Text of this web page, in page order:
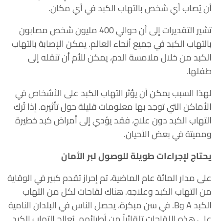
أن يُصاب أي شخص بالتهاب الكبد في أي مكان.
تشير التقديرات إلى أن حوالي 400 مليون شخص مصابون
بالتهاب الكبد في جميع أنحاء العالم. يمكن الإصابة بالتهاب
الكبد من خلال ملامسة الدم، يمكن للأم أن تنقله إلى
طفلها.
لهذا السبب يمكن أن يؤثر التهاب الكبد على الأشخاص في
الأماكن التي توجد بها معلومات قليلة حول تأثيره. إذا تُرك
التهاب الكبد دون علاج، فقد يؤدي إلى أمراض كبد خطيرة
ومميتة في بعض الأحيان.
يحتاج لإجراءات طويلة للوصول لبر الأمان
على مدار المائة عام الماضية، تم إحراز تقدم كبير في الوقاية
من التهاب الكبد وعلاجه. هناك لقاحات لكل من التهاب
الكبد A وB. في سن مبكرة، يحصل الناس في البلدان النامية